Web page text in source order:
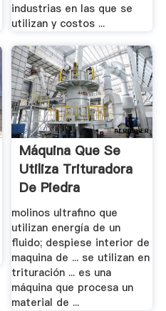
industrias en las que se
utilizan y costos ...
Máquina Que Se
Utiliza Trituradora
De Piedra
molinos ultrafino que
utilizan energía de un
fluido; despiese interior de
maquina de ... se utilizan en
trituración ... es una
máquina que procesa un
material de ...